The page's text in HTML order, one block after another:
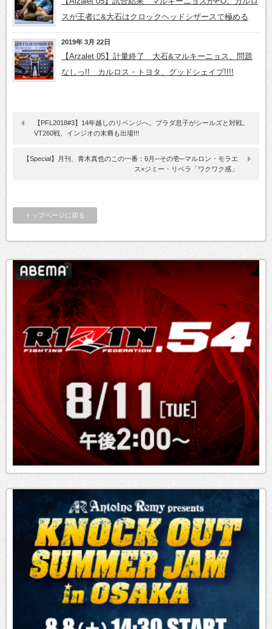
スが王者に&大石はクロックヘッドシザースで極める
2019年 3月 22日
【Arzalet 05】計量終了 大石&マルキーニョス、問題
なしっ!! カルロス・トヨタ、グッドシェイプ!!!!
【PFL2018#3】14年越しのリベンジへ。ブラダ息子がシールズと対戦。
VT260戦、インジオの末裔も出場!!!
【Special】月刊、青木真也のこの一番：6月─その壱─マルロン・モラエ
ス×ジミー・リベラ「ワクワク感」
トップページに戻る